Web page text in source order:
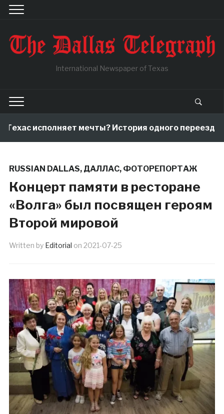
International Newspaper of Texas
исполняет мечты? История одного переезда,
RUSSIAN DALLAS, ДАЛЛАС, ФОТОРЕПОРТАЖ
Концерт памяти в ресторане
«Волга» был посвящен героям
Второй мировой
Written by Editorial on 2021-07-25